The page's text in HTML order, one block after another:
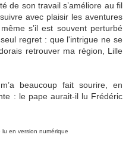
de son travail s’améliore au fil
avec plaisir les aventures
s’il est souvent perturbé
regret : que l'intrigue ne se
retrouver ma région, Lille
beaucoup fait sourire, en
: le pape aurait-il lu Frédéric
en version numérique